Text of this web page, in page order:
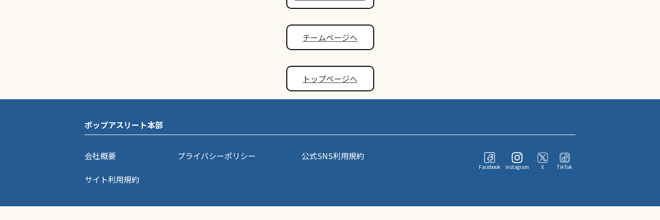
チームページへ
トップページへ
ポップアスリート本部
会社概要 プライバシーポリシー
公式SNS利用規約
サイト利用規約
Facebook Instagram X TikTok